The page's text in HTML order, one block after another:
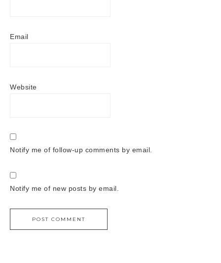
Email
Website
Notify me of follow-up comments by email.
Notify me of new posts by email.